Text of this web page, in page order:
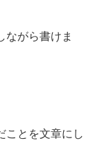
ながら書けま
ことを文章にし